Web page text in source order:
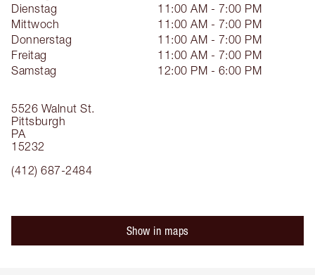
5526 Walnut St.
Pittsburgh
PA
15232
(412) 687-2484
Dienstag
11:00 AM - 7:00 PM
Mittwoch
11:00 AM - 7:00 PM
Donnerstag
11:00 AM - 7:00 PM
Freitag
11:00 AM - 7:00 PM
Samstag
12:00 PM - 6:00 PM
Show in maps